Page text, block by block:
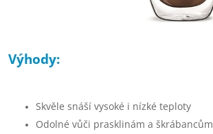
Výhody:
Skvěle snáší vysoké i nízké teploty
Odolné vůči prasklinám a škrábancům